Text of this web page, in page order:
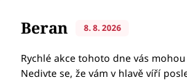
Beran 8. 8. 2026
Rychlé akce tohoto dne vás
Nedivte se, že vám v hlavě víří